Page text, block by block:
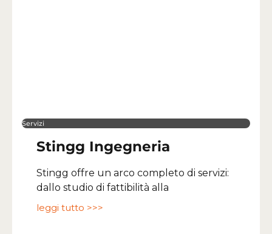
Servizi
Stingg Ingegneria
Stingg offre un arco completo di servizi:
dallo studio di fattibilità alla
leggi tutto >>>